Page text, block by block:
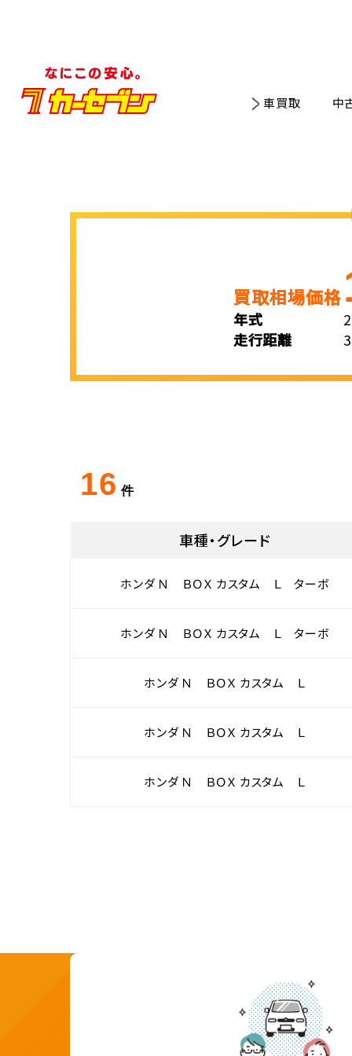
車買取 中
買取相場価格
年式
走行距離
16 件
車種・グレード
ホンダ Ｎ ＢＯＸ カスタム Ｌ ターボ
ホンダ Ｎ ＢＯＸ カスタム Ｌ ターボ
ホンダ Ｎ ＢＯＸ カスタム Ｌ
ホンダ Ｎ ＢＯＸ カスタム Ｌ
ホンダ Ｎ ＢＯＸ カスタム Ｌ